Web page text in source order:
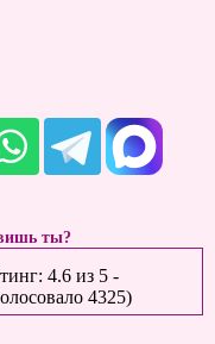
ты?
4.6из 5-
4325)